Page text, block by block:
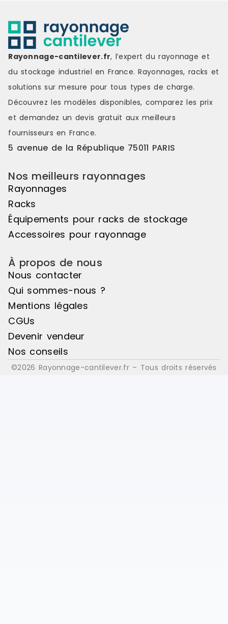
Rayonnage-cantilever.fr, l’expert du rayonnage et
du stockage industriel en France. Rayonnages, racks et
solutions sur mesure pour tous types de charge.
Découvrez les modèles disponibles, comparez les prix
et demandez un devis gratuit aux meilleurs
fournisseurs en France.
5 avenue de la République 75011 PARIS
Nos meilleurs rayonnages
Rayonnages
Racks
Équipements pour racks de stockage
Accessoires pour rayonnage
À propos de nous
Nous contacter
Qui sommes-nous ?
Mentions légales
CGUs
Devenir vendeur
Nos conseils
©2026 Rayonnage-cantilever.fr – Tous droits réservés